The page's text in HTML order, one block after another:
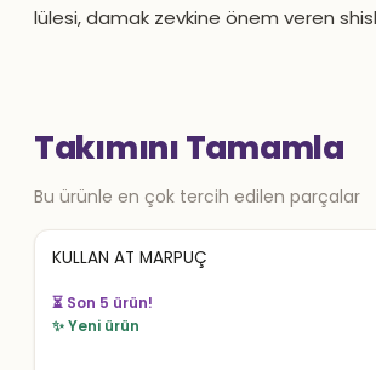
lülesi, damak zevkine önem veren
Takımını Tamamla
Bu ürünle en çok tercih edilen parçalar
KULLAN AT MARPUÇ
👀 54 kişi izliyor
✨ Yeni ürün